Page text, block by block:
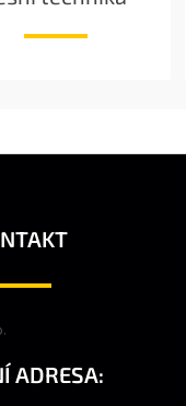
ADRESA: